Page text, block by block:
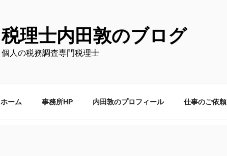
税理士内田敦のブログ
個人の税務調査専門税理士
ホーム 事務所HP 内田敦のプロフィール 仕事のご依頼